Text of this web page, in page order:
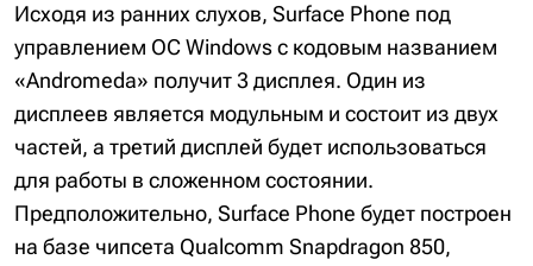
Исходя из ранних слухов, Surface Phone под
управлением ОС Windows с кодовым названием
«Andromeda» получит 3 дисплея. Один из
дисплеев является модульным и состоит из двух
частей, а третий дисплей будет использоваться
для работы в сложенном состоянии.
Предположительно, Surface Phone будет построен
на базе чипсета Qualcomm Snapdragon 850,